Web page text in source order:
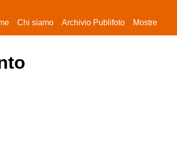
(current)
Chi siamo Archivio Publifoto Mostre